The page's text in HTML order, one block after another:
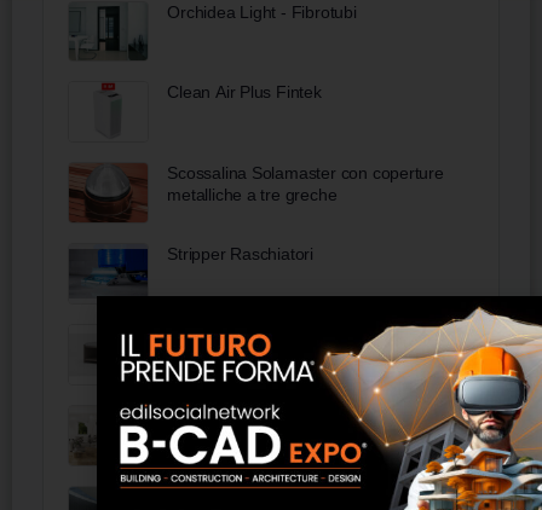
Orchidea Light - Fibrotubi
Clean Air Plus Fintek
Scossalina Solamaster con coperture
metalliche a tre greche
Stripper Raschiatori
Panca fondoletto imbottita - FAS Italia
Piuma Effezeta System